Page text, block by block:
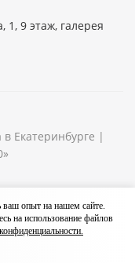
1, 9 этаж, галерея
Екатеринбурге |
опыт на нашем сайте.
на использование файлов